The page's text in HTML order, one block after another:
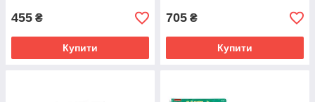
455 ₴
Купити
705 ₴
Купити